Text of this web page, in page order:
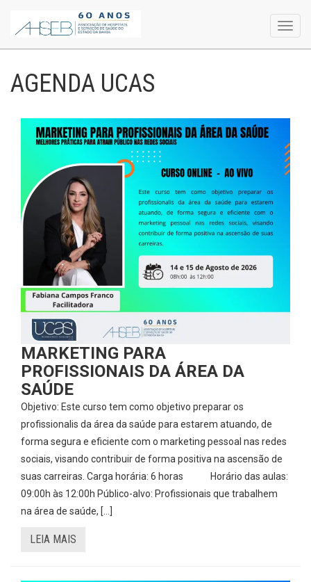
AGENDA UCAS
MARKETING PARA
PROFISSIONAIS DA ÁREA DA
SAÚDE
Objetivo: Este curso tem como objetivo preparar os
profissionalis da área da saúde para estarem atuando, de
forma segura e eficiente com o marketing pessoal nas redes
sociais, visando contribuir de forma positiva na ascensão de
suas carreiras. Carga horária: 6 horas Horário das aulas:
09:00h às 12:00h Público-alvo: Profissionais que trabalhem
na área de saúde, […]
LEIA MAIS